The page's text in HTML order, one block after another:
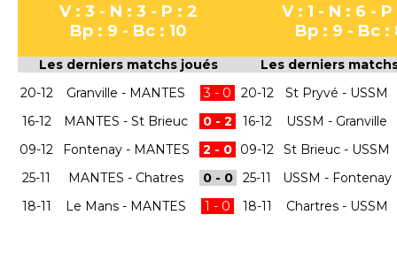
V : 3 - N : 3 - P : 2
Bp : 9 - Bc : 10
V : 1 - N : 6 -
​Bp : 9 - Bc :
Les derniers matchs joués
Les derniers
20-12
16-12
09-12
25-11
18-11
Granville - MANTES
MANTES - St Brieuc
Fontenay - MANTES
MANTES - Chatres
Le Mans - MANTES
3 - 0
0 - 2
2 - 0
0 - 0
1 - 0
20-12
16-12
09-12
25-11
18-11
St Pryvé - USSM
USSM - Granville
St Brieuc - USSM
USSM - Fontenay
Chartres - USSM